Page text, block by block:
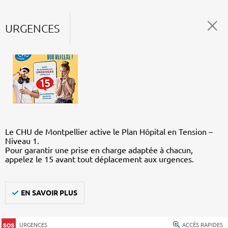
URGENCES
Le CHU de Montpellier active le Plan Hôpital en Tension –
Niveau 1.
Pour garantir une prise en charge adaptée à chacun,
appelez le 15 avant tout déplacement aux urgences.
EN SAVOIR PLUS
URGENCES ACCÈS RAPIDES